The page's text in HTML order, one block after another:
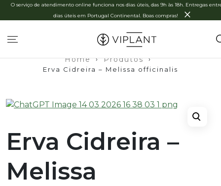
O serviço de atendimento online funciona nos dias úteis, das 9h às 18h. Entregas
dias úteis em Portugal Continental. Boas compras!
×
Home › Produtos
›
Erva Cidreira – Melissa officinalis
Erva Cidreira –
Melissa